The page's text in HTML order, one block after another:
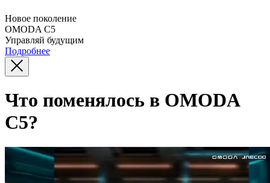
Новое поколение
OMODA C5
Управляй будущим
Подробнее
Что поменялось в OMODA
C5?